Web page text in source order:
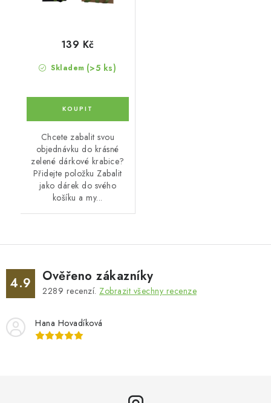
Skladem (>5 ks)
139 Kč
Chcete zabalit svou
objednávku do krásné
zelené dárkové krabice?
Přidejte položku Zabalit
jako dárek do svého
košíku a my...
4.9 Ověřeno zákazníky
2289 recenzí. Zobrazit všechny recenze
Hana Hovadíková